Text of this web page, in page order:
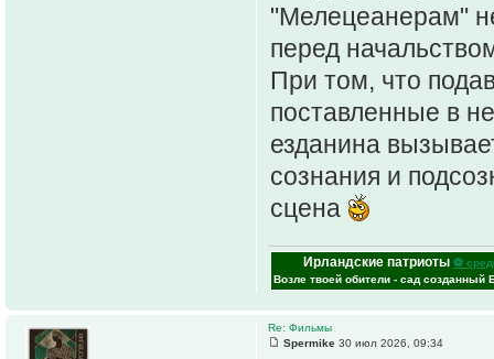
"Мелецеанерам"
перед
При том, что
поставленные в
езданина
сознания и
сцена
Ирландские патриоты ⚽
Возле твоей обители - сад созданный
Re: Фильмы
Spermike 30 июл 2026, 09:34